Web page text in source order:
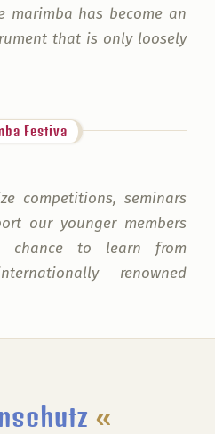
marimba has become an
that is only loosely
Festiva
competitions, seminars
our younger members
chance to learn from
renowned
«